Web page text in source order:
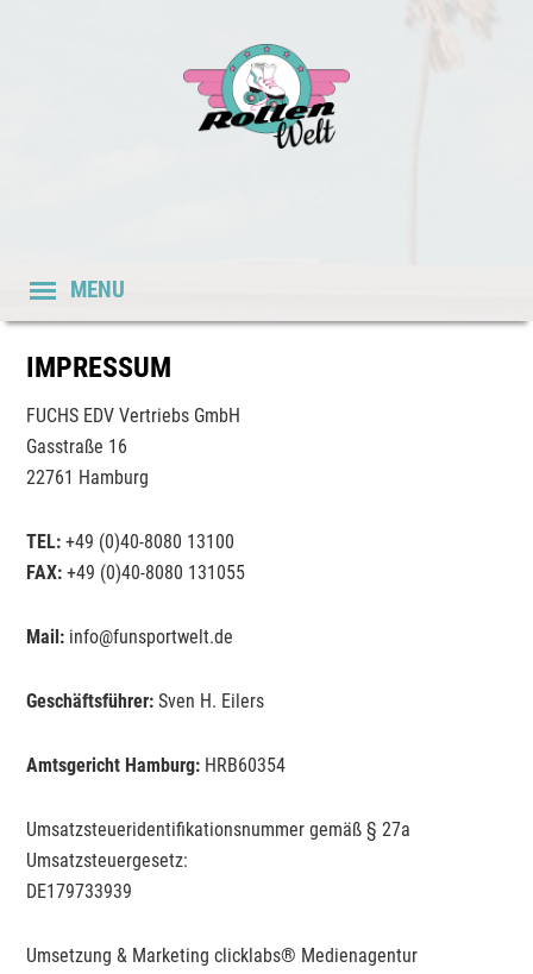
MENU
IMPRESSUM
FUCHS EDV Vertriebs GmbH
Gasstraße 16
22761 Hamburg
TEL: +49 (0)40-8080 13100
FAX: +49 (0)40-8080 131055
Mail: info@funsportwelt.de
Geschäftsführer: Sven H. Eilers
Amtsgericht Hamburg: HRB60354
Umsatzsteueridentifikationsnummer gemäß § 27a
Umsatzsteuergesetz:
DE179733939
Umsetzung & Marketing clicklabs® Medienagentur